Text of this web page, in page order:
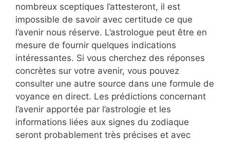
nombreux sceptiques l’attesteront, il est
impossible de savoir avec certitude ce que
l’avenir nous réserve. L’astrologue peut être en
mesure de fournir quelques indications
intéressantes. Si vous cherchez des réponses
concrètes sur votre avenir, vous pouvez
consulter une autre source dans une formule de
voyance en direct. Les prédictions concernant
l’avenir apportée par l’astrologie et les
informations liées aux signes du zodiaque
seront probablement très précises et avec